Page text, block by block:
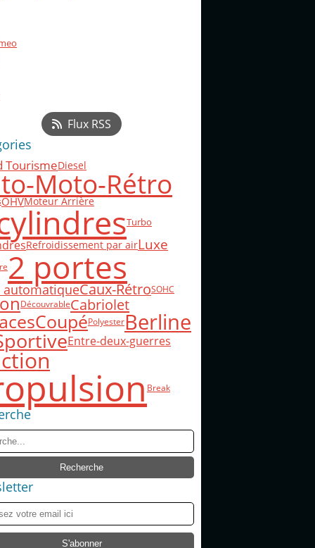
Flux RSS
TourismeDiesel
Moto-Rétro
OHVMoteur Arrière
Turbo
Refroidissement par airLuxe
2 portes
automatiqueCaux-RétroSOHC
DécouvrableCabriolet
CoupéPolyesterBerline
Entre-deux-guerres
Break